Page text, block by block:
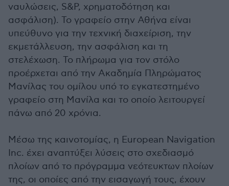
ναυλώσεις, S&P, χρηματοδότηση και
ασφάλιση). Το γραφείο στην Αθήνα είναι
υπεύθυνο για την τεχνική διαχείριση, την
εκμετάλλευση, την ασφάλιση και τη
στελέχωση. Το πλήρωμα για τον στόλο
προέρχεται από την Ακαδημία Πληρώματος
Μανίλας του ομίλου υπό το εγκατεστημένο
γραφείο στη Μανίλα και το οποίο λειτουργεί
πάνω από 20 χρόνια.
Μέσω της καινοτομίας, η European Navigation
Inc. έχει αναπτύξει λύσεις στο σχεδιασμό
πλοίων από το πρόγραμμα νεότευκτων πλοίων
της, οι οποίες από την εισαγωγή τους, έχουν